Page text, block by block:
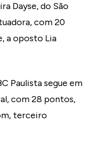
Dayse, do São
com 20
a oposto Lia
Paulista segue em
com 28 pontos,
terceiro